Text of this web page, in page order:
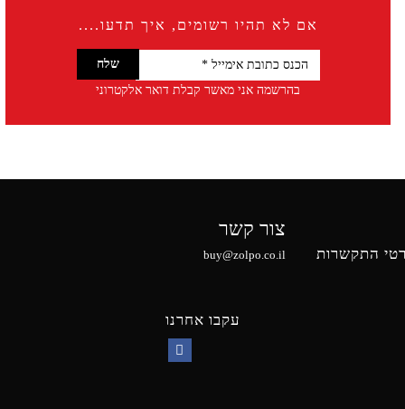
אם לא תהיו רשומים, איך תדעו....
בהרשמה אני מאשר קבלת דואר אלקטרוני
התקשרות
צור קשר
buy@zolpo.co.il
עקבו אחרנו